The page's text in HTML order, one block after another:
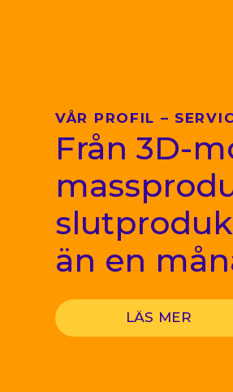
VÅR PROFIL –
Från 3D-
än en
LÄS MER